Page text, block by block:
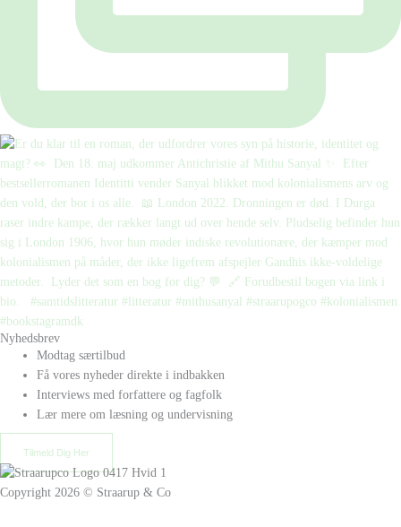
Nyhedsbrev
Modtag særtilbud
Få vores nyheder direkte i indbakken
Interviews med forfattere og fagfolk
Lær mere om læsning og undervisning
Tilmeld Dig Her
Copyright 2026 © Straarup & Co